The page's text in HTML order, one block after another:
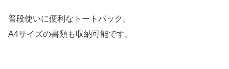
普段使いに便利なトートバック。
A4サイズの書類も収納可能です。